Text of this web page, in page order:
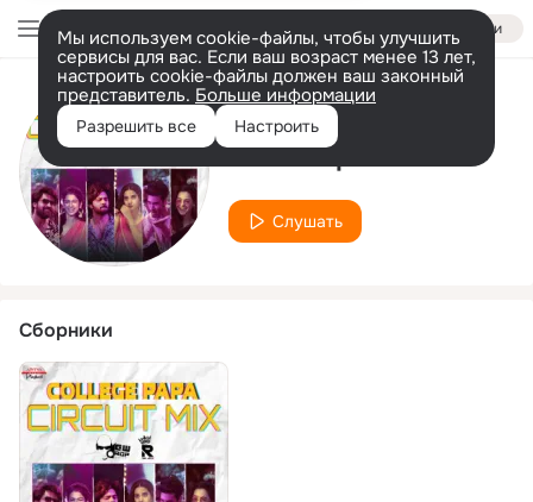
Войти
Мы используем cookie-файлы, чтобы улучшить
сервисы для вас. Если ваш возраст менее 13 лет,
настроить cookie-файлы должен ваш законный
представитель. Больше информации
Разрешить все Настроить
Исполнитель
Dewdrop Musical
Слушать
Сборники